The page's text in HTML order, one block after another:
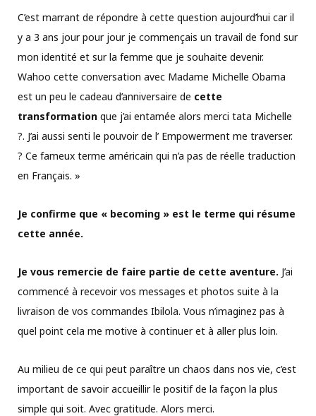
C’est marrant de répondre à cette question aujourd’hui car il
y a 3 ans jour pour jour je commençais un travail de fond sur
mon identité et sur la femme que je souhaite devenir.
Wahoo cette conversation avec Madame Michelle Obama
est un peu le cadeau d’anniversaire de cette
transformation que j’ai entamée alors merci tata Michelle
?. J’ai aussi senti le pouvoir de l’ Empowerment me traverser.
? Ce fameux terme américain qui n’a pas de réelle traduction
en Français. »
Je confirme que « becoming » est le terme qui résume
cette année.
Je vous remercie de faire partie de cette aventure. J’ai
commencé à recevoir vos messages et photos suite à la
livraison de vos commandes Ibilola. Vous n’imaginez pas à
quel point cela me motive à continuer et à aller plus loin.
Au milieu de ce qui peut paraître un chaos dans nos vie, c’est
important de savoir accueillir le positif de la façon la plus
simple qui soit. Avec gratitude. Alors merci.